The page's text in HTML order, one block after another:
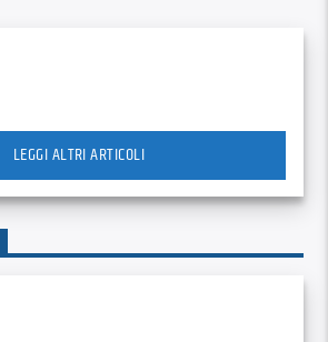
LEGGI ALTRI ARTICOLI